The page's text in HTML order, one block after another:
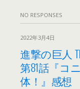
NO RESPONSES
2022年3月4日
進撃の巨人
第81話『コ
体！』感想